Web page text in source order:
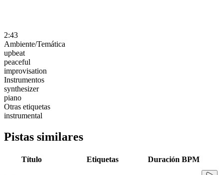
2:43
Ambiente/Temática
upbeat
peaceful
improvisation
Instrumentos
synthesizer
piano
Otras etiquetas
instrumental
Pistas similares
Título Etiquetas Duración BPM